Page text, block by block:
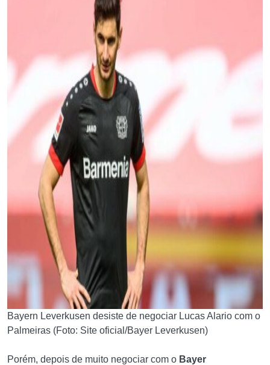
Bayern Leverkusen desiste de negociar Lucas Alario com o
Palmeiras (Foto: Site oficial/Bayer Leverkusen)
Porém, depois de muito negociar com o Bayer